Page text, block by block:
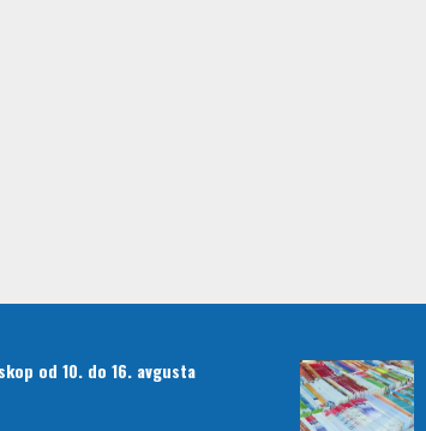
od 10. do 16. avgusta